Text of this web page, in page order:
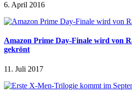
6. April 2016
Amazon Prime Day-Finale wird von
gekrönt
11. Juli 2017